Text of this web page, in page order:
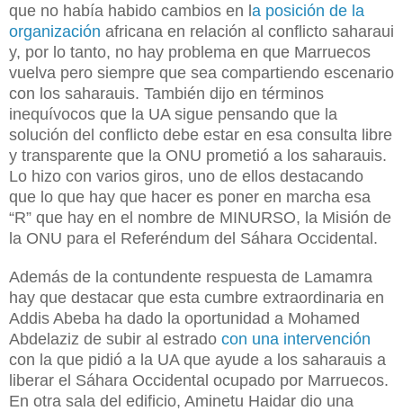
que no había habido cambios en la posición de la
organización africana en relación al conflicto saharaui
y, por lo tanto, no hay problema en que Marruecos
vuelva pero siempre que sea compartiendo escenario
con los saharauis. También dijo en términos
inequívocos que la UA sigue pensando que la
solución del conflicto debe estar en esa consulta libre
y transparente que la ONU prometió a los saharauis.
Lo hizo con varios giros, uno de ellos destacando
que lo que hay que hacer es poner en marcha esa
“R” que hay en el nombre de MINURSO, la Misión de
la ONU para el Referéndum del Sáhara Occidental.
Además de la contundente respuesta de Lamamra
hay que destacar que esta cumbre extraordinaria en
Addis Abeba ha dado la oportunidad a Mohamed
Abdelaziz de subir al estrado con una intervención
con la que pidió a la UA que ayude a los saharauis a
liberar el Sáhara Occidental ocupado por Marruecos.
En otra sala del edificio, Aminetu Haidar dio una